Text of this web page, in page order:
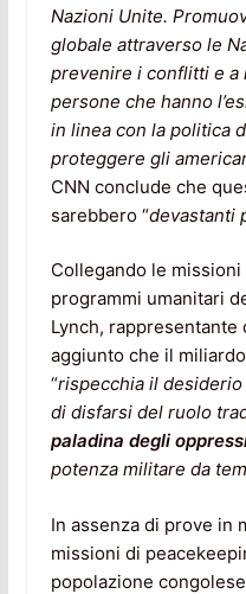
Nazioni Unite.
globale attraverso le
prevenire i conflitti e
persone che hanno
in linea con la politica
proteggere gli
CNN conclude che
sarebbero “devastanti
Collegando le
programmi umanitari
Lynch,
aggiunto che il
“rispecchia il desiderio
di disfarsi del ruolo
paladina degli
potenza militare da
In assenza di prove in
missioni di
popolazione